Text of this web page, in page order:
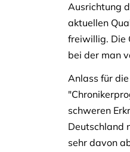
Ausrichtung
aktuellen
freiwillig. Die
bei der man
Anlass für
schweren
Deutschland
sehr davon